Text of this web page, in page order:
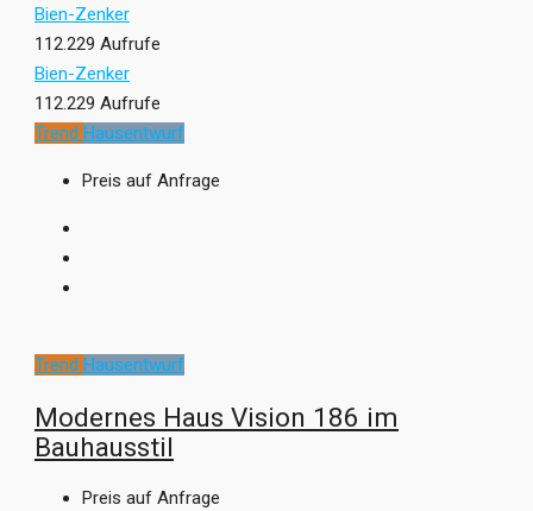
Bien-Zenker
112.229 Aufrufe
Bien-Zenker
112.229 Aufrufe
Trend Hausentwurf
Preis auf Anfrage
Trend Hausentwurf
Modernes Haus Vision 186 im
Bauhausstil
Preis auf Anfrage